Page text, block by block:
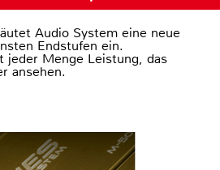
Audio System eine neue
Endstufen ein.
jeder Menge Leistung, das
ansehen.